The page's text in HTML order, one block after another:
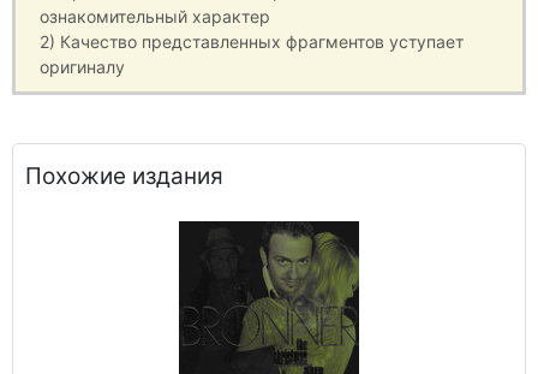
ознакомительный характер
2) Качество представленных фрагментов уступает
оригиналу
Похожие издания